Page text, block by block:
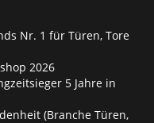
Nr. 1 für Türen, Tore
2026
5 Jahre in
(Branche Türen,